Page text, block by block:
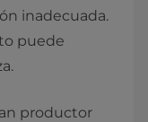
inadecuada.
puede
productor